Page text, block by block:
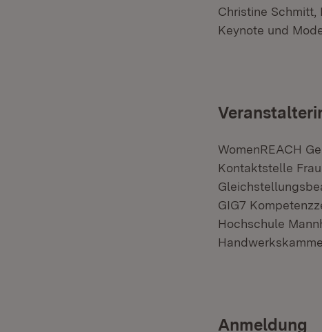
Christine Schmitt,
Keynote und
WomenREACH
Kontaktstelle
GIG7
Hochschule
Anmeldung